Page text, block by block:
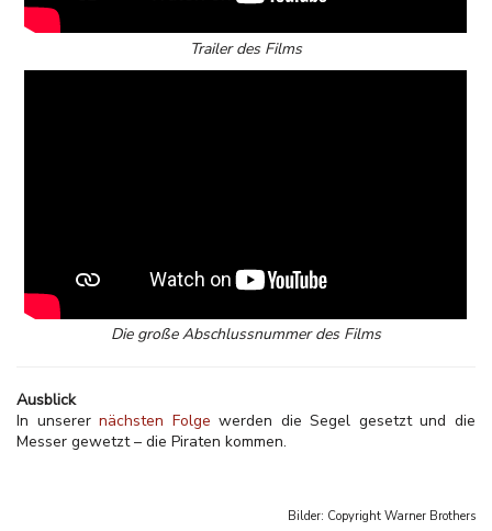
Trailer des Films
Die große Abschlussnummer des Films
Ausblick
In unserernächsten Folge werden die Segel gesetzt und die
Messer gewetzt – die Piraten kommen.
Bilder: Copyright Warner Brothers